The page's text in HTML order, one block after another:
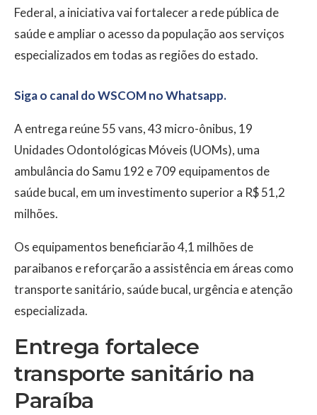
Federal, a iniciativa vai fortalecer a rede pública de
saúde e ampliar o acesso da população aos serviços
especializados em todas as regiões do estado.
Siga o canal do WSCOM no Whatsapp.
A entrega reúne 55 vans, 43 micro-ônibus, 19
Unidades Odontológicas Móveis (UOMs), uma
ambulância do Samu 192 e 709 equipamentos de
saúde bucal, em um investimento superior a R$ 51,2
milhões.
Os equipamentos beneficiarão 4,1 milhões de
paraibanos e reforçarão a assistência em áreas como
transporte sanitário, saúde bucal, urgência e atenção
especializada.
Entrega fortalece
transporte sanitário na
Paraíba